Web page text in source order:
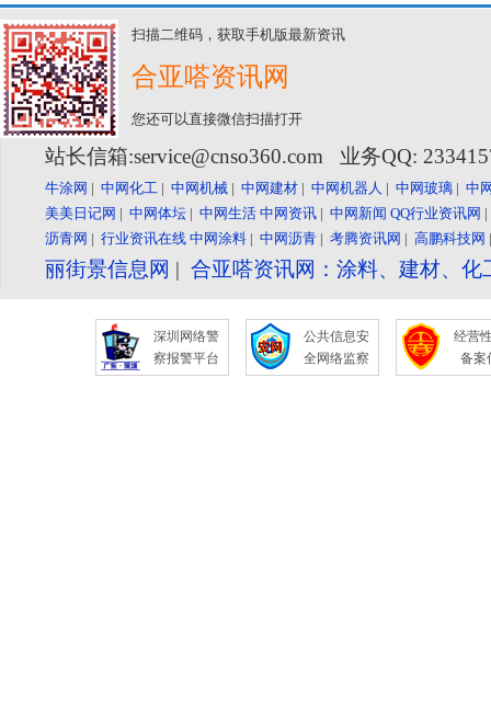
扫描二维码，获取手机版最新资讯
合亚嗒资讯网
您还可以直接微信扫描打开
站长信箱:service@cnso360.com 业务QQ:
牛涂网 | 中网化工 | 中网机械 | 中网建材 | 中网机器人 | 中网玻璃 | 中
美美日记网 | 中网体坛 | 中网生活 中网资讯 | 中网新闻 QQ行业资讯网
沥青网 | 行业资讯在线 中网涂料 | 中网沥青 | 考腾资讯网 | 高鹏科技网
丽街景信息网 | 合亚嗒资讯网：涂料、建材、
深圳网络警
察报警平台
公共信息安
全网络监察
经营
备案